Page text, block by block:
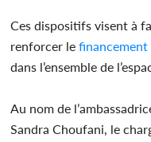
Ces dispositifs visent à
renforcer le financement
dans l’ensemble de
Au nom de
Sandra Choufani, le